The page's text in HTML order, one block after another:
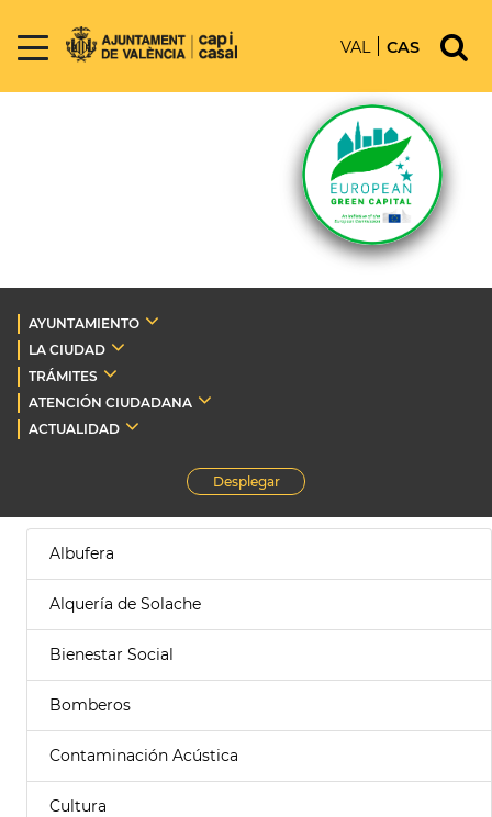
VAL CAS
AYUNTAMIENTO
LA CIUDAD
TRÁMITES
ATENCIÓN CIUDADANA
ACTUALIDAD
Desplegar
Albufera
Alquería de Solache
Bienestar Social
Bomberos
Contaminación Acústica
Cultura